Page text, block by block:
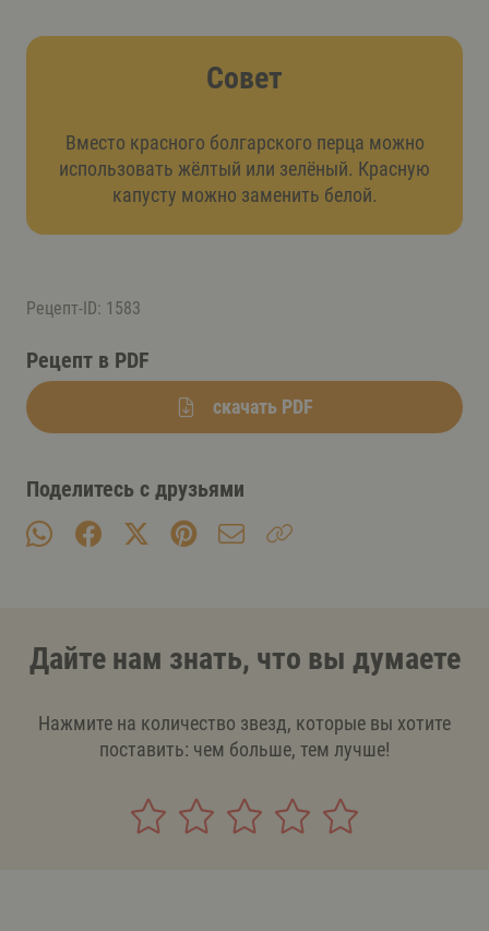
Совет
Вместо красного болгарского перца можно
использовать жёлтый или зелёный. Красную
капусту можно заменить белой.
Рецепт-ID: 1583
Рецепт в PDF
скачать PDF
Поделитесь с друзьями
Дайте нам знать, что вы думаете
Нажмите на количество звезд, которые вы хотите
поставить: чем больше, тем лучше!